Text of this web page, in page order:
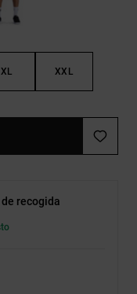
Bolsos &
Mochilas
Carteras
XL XXL
recogida